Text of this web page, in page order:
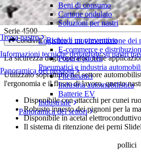
Trova nastro
Informazioni tecniche dettagliate su nastri
Panoramica dei prodotti
Beni di consumo
Cartone ondulato
Soluzioni per nastri
Logistica e movimentazione dei
E-commerce e
Posta e pacchi
Pneumatici e industria
Pneumatici
Industria automobilistica
Batterie EV
Industriale
Panoramica dei settori
Non Skid
Serie 4500
Condividi Richiedi un preventivo
La sicurezza degli operatori nelle
Utilizzato soprattutto nel settore
l'ergonomia e il flusso di lavoro, questo
Disponibile con attacchi per cunei
Robusto innesto dei pignoni per la
Disponibile in acetal
Il sistema di ritenzione dei perni
pollici